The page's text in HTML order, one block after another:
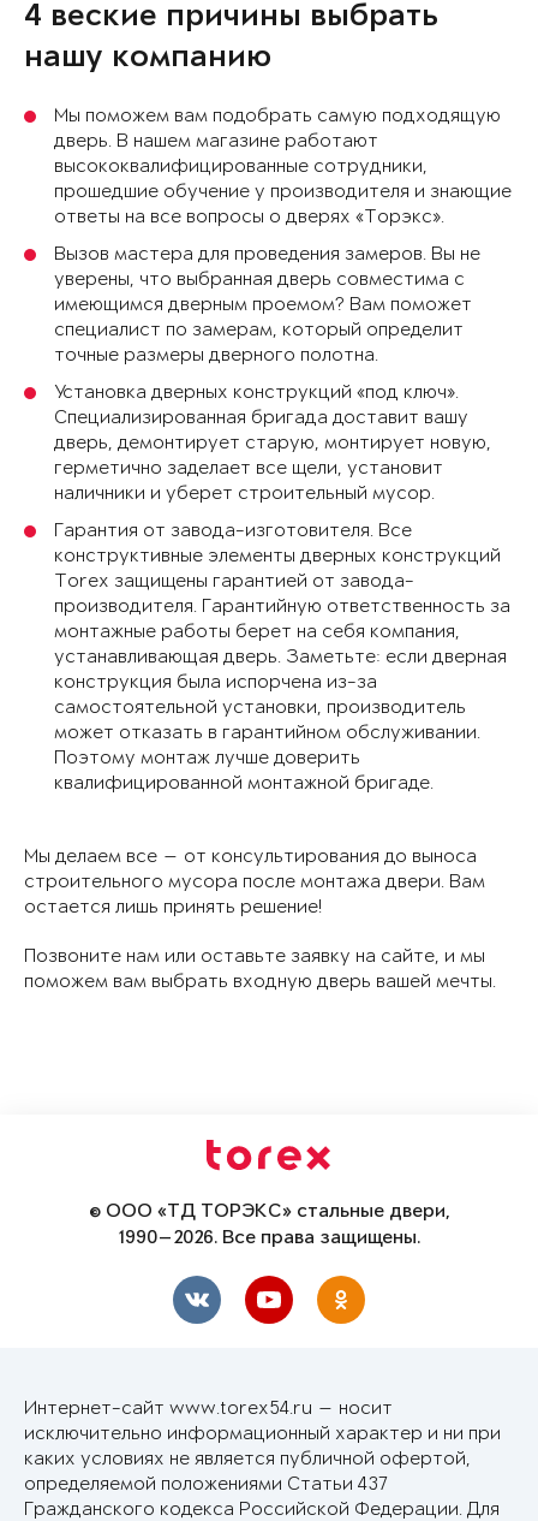
4 веские причины выбрать
нашу компанию
Мы поможем вам подобрать самую подходящую
дверь. В нашем магазине работают
высококвалифицированные сотрудники,
прошедшие обучение у производителя и знающие
ответы на все вопросы о дверях «Торэкс».
Вызов мастера для проведения замеров. Вы не
уверены, что выбранная дверь совместима с
имеющимся дверным проемом? Вам поможет
специалист по замерам, который определит
точные размеры дверного полотна.
Установка дверных конструкций «под ключ».
Специализированная бригада доставит вашу
дверь, демонтирует старую, монтирует новую,
герметично заделает все щели, установит
наличники и уберет строительный мусор.
Гарантия от завода-изготовителя. Все
конструктивные элементы дверных конструкций
Torex защищены гарантией от завода-
производителя. Гарантийную ответственность за
монтажные работы берет на себя компания,
устанавливающая дверь. Заметьте: если дверная
конструкция была испорчена из-за
самостоятельной установки, производитель
может отказать в гарантийном обслуживании.
Поэтому монтаж лучше доверить
квалифицированной монтажной бригаде.
Мы делаем все — от консультирования до выноса
строительного мусора после монтажа двери. Вам
остается лишь принять решение!
Позвоните нам или оставьте заявку на сайте, и мы
поможем вам выбрать входную дверь вашей мечты.
© ООО «ТД ТОРЭКС» стальные двери,
1990—2026. Все права защищены.
Интернет-сайт www.torex54.ru — носит
исключительно информационный характер и ни при
каких условиях не является публичной офертой,
определяемой положениями Статьи 437
Гражданского кодекса Российской Федерации. Для